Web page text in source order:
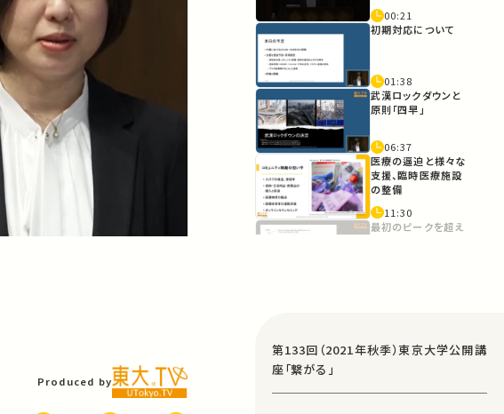
Produced by
00:21
初期対応について
01:38
武漢ロックダウンと
原則「四早」
06:37
医療の逼迫と様々な
支援、臨時医療施設
の整備
11:30
最初のピークを超え
24:26
ヘルスコード・通信ビ
第133回（2021年秋季）東京大学公開講
座「繋がる」